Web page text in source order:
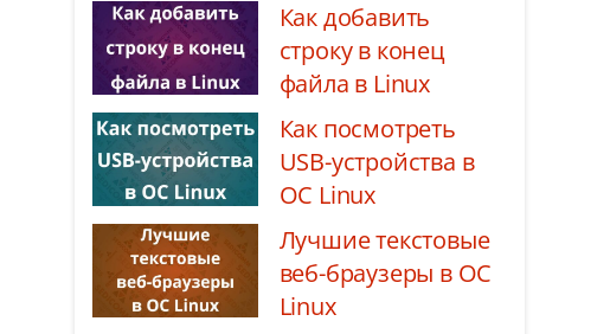
Как добавить
строку в конец
файла в Linux
Как посмотреть
USB-устройства в
ОС Linux
Лучшие текстовые
веб-браузеры в ОС
Linux